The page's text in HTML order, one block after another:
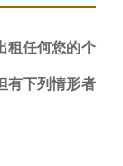
租任何您的个
有下列情形者